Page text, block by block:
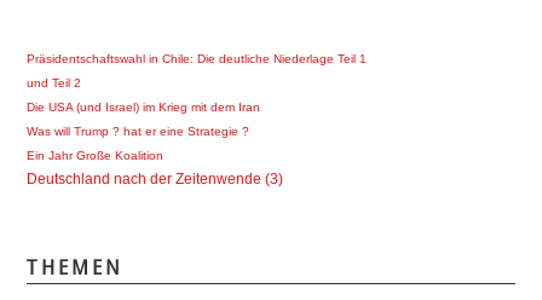
Präsidentschaftswahl in Chile: Die deutliche Niederlage Teil 1
und Teil 2
Die USA (und Israel) im Krieg mit dem Iran
Was will Trump ? hat er eine Strategie ?
Ein Jahr Große Koalition
Deutschland nach der Zeitenwende (3)
THEMEN